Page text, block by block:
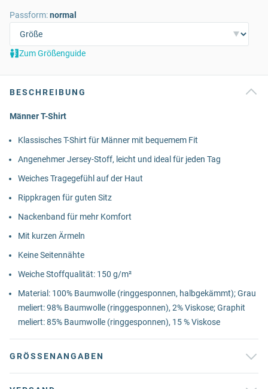
Passform:normal
Zum Größenguide
BESCHREIBUNG
Männer T-Shirt
Klassisches T-Shirt für Männer mit bequemem Fit
Angenehmer Jersey-Stoff, leicht und ideal für jeden Tag
Weiches Tragegefühl auf der Haut
Rippkragen für guten Sitz
Nackenband für mehr Komfort
Mit kurzen Ärmeln
Keine Seitennähte
Weiche Stoffqualität: 150 g/m²
Material: 100% Baumwolle (ringgesponnen, halbgekämmt); Grau
meliert: 98% Baumwolle (ringgesponnen), 2% Viskose; Graphit
meliert: 85% Baumwolle (ringgesponnen), 15 % Viskose
GRÖSSENANGABEN